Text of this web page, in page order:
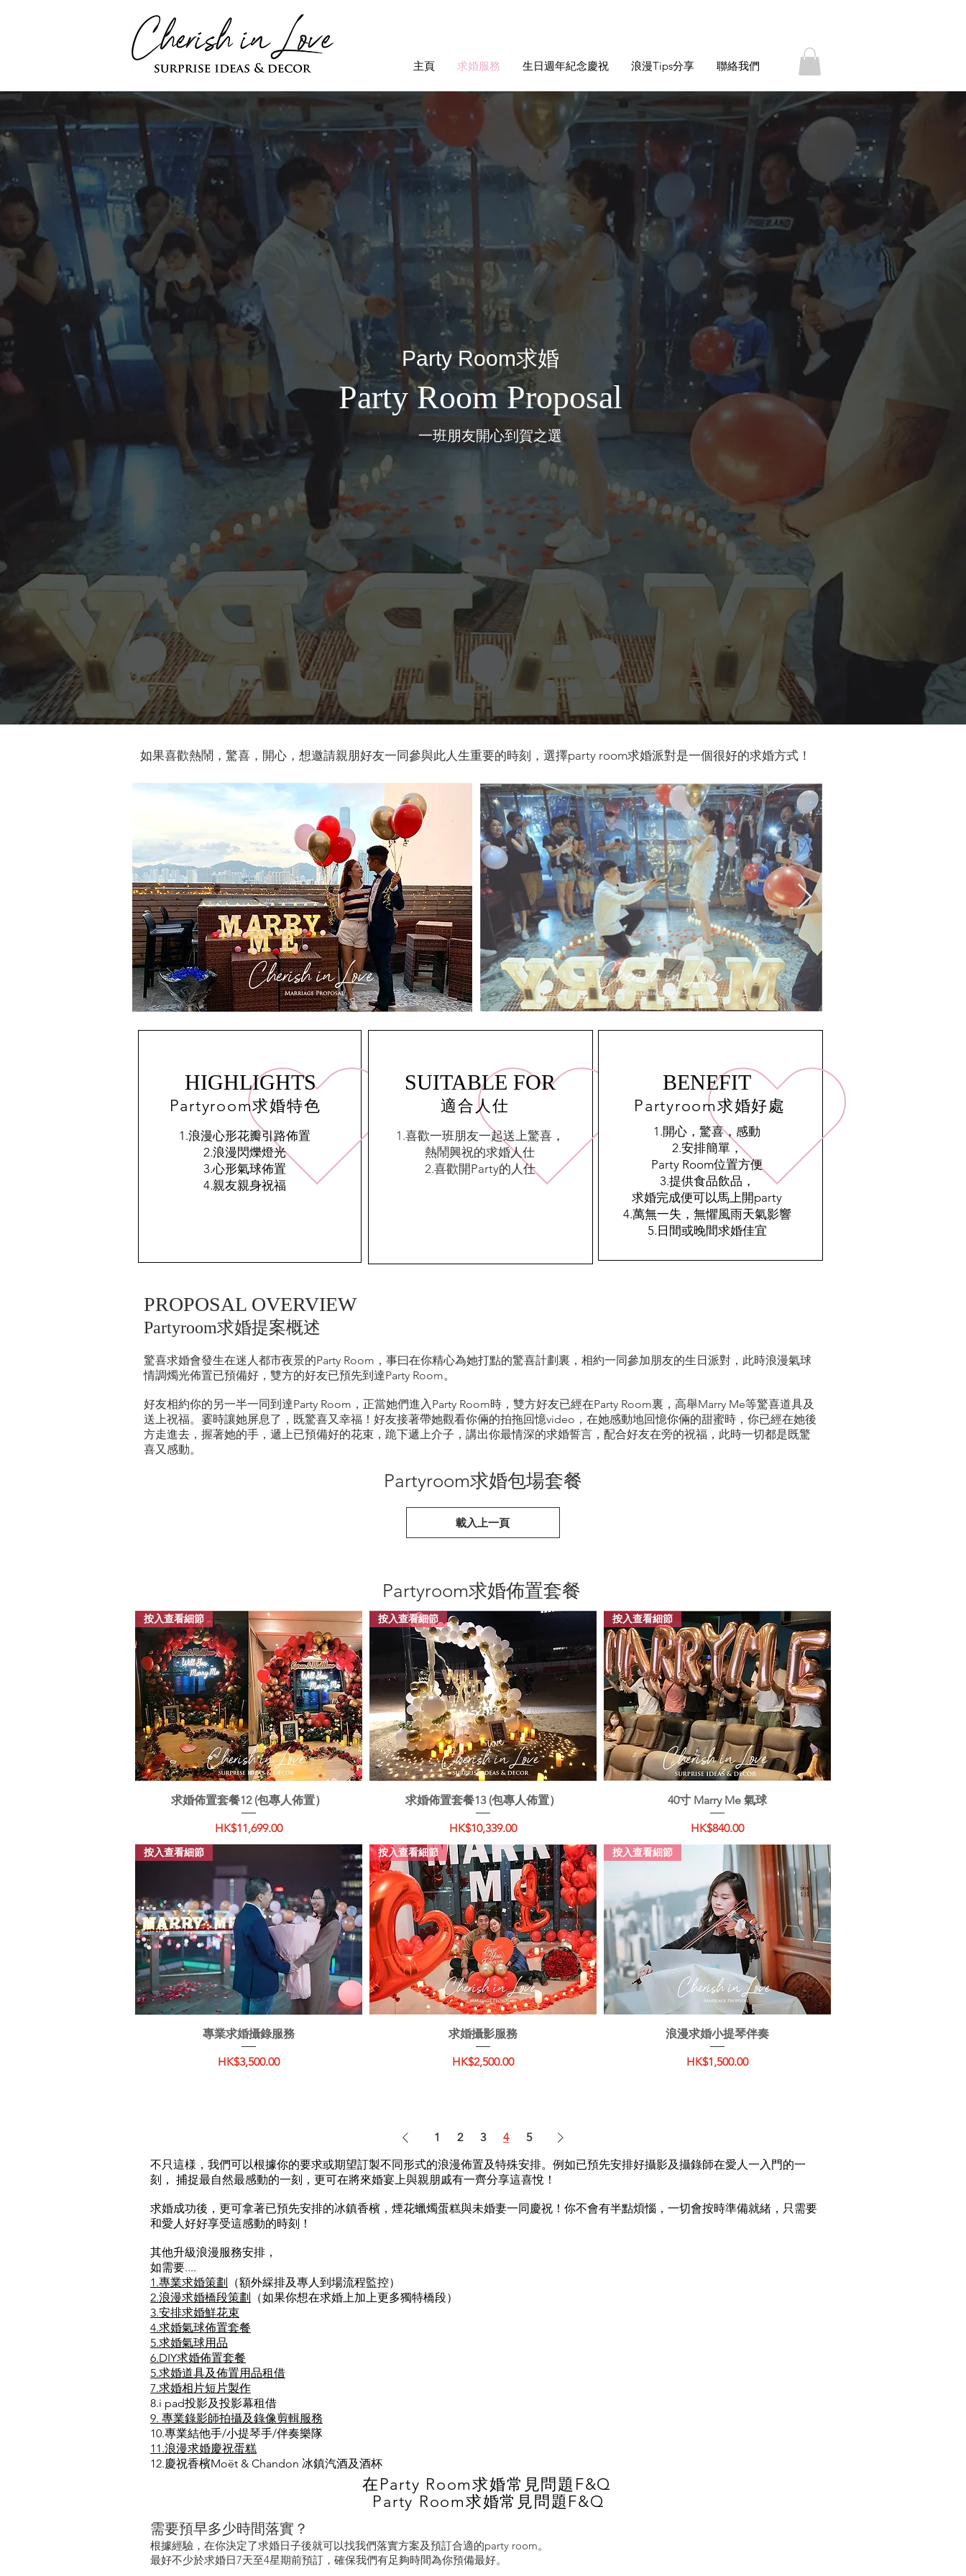
主頁 求婚服務 生日週年紀念慶祝 浪漫Tips分享 聯絡我們
Party Room求婚
Party Room Proposal
一班朋友開心到賀之選
如果喜歡熱鬧，驚喜，開心，想邀請親朋好友一同參與此人生重要的時刻，選擇party room求婚派對是一個很好的求婚方式！
HIGHLIGHTS
Partyroom求婚特色
1.浪漫心形花瓣引路佈置
2.浪漫閃爍燈光
3.心形氣球佈置
​4.親友親身祝福
SUITABLE FOR
​適合人仕
1.喜歡一班朋友一起送上驚喜，
熱鬧興祝的求婚人仕
2.喜歡開Party的人仕
BENEFIT
Partyroom求婚好處
1.開心，驚喜，感動
2.安排簡單，
Party Room位置方便
3.提供食品飲品，
求婚完成便可以馬上開party
4.萬無一失，無懼風雨天氣影響
5.日間或晚間求婚佳宜
PROPOSAL OVERVIEW
Partyroom求婚提案概述
驚喜求婚會發生在迷人都市夜景的Party Room，事曰在你精心為她打點的驚喜計劃裏，相約一同參加朋友的生日派對，此時浪漫氣球
情調燭光佈置已預備好，雙方的好友已預先到達Party Room。
好友相約你的另一半一同到達Party Room，正當她們進入Party Room時，雙方好友已經在Party Room裏，高舉Marry Me等驚喜道具及
送上祝福。霎時讓她屏息了，既驚喜又幸福！好友接著帶她觀看你倆的拍拖回憶video，在她感動地回憶你倆的甜蜜時，你已經在她後
方走進去，握著她的手，遞上已預備好的花束，跪下遞上介子，講出你最情深的求婚誓言，配合好友在旁的祝福，此時一切都是既驚
喜又感動。
Partyroom求婚包場套餐
載入上一頁
Partyroom求婚佈置套餐
快速瀏覽
按入查看細節
求婚佈置套餐12 (包專人佈置）
價格
HK$11,699.00
快速瀏覽
按入查看細節
求婚佈置套餐13 (包專人佈置）
價格
HK$10,339.00
快速瀏覽
按入查看細節
40寸 Marry Me 氣球
價格
HK$840.00
快速瀏覽
按入查看細節
專業求婚攝錄服務
價格
HK$3,500.00
快速瀏覽
按入查看細節
求婚攝影服務
價格
HK$2,500.00
快速瀏覽
按入查看細節
浪漫求婚小提琴伴奏
價格
HK$1,500.00
1 2 3 4
5
不只這様，我們可以根據你的要求或期望訂製不同形式的浪漫佈置及特殊安排。例如已預先安排好攝影及攝錄師在愛人一入門的一
刻， 捕捉最自然最感動的一刻，更可在將來婚宴上與親朋戚有一齊分享這喜悅！
求婚成功後，更可拿著已預先安排的冰鎮香檳，煙花蠟燭蛋糕與未婚妻一同慶祝！你不會有半點煩惱，一切會按時準備就緒，只需要
和愛人好好享受這感動的時刻！
其他升級浪漫服務安排，
如需要....
1.專業求婚策劃 （額外綵排及專人到場流程監控）
2.浪漫求婚橋段策劃 （如果你想在求婚上加上更多獨特橋段）
3.安排求婚鮮花束
4.求婚氣球佈置套餐
5.求婚氣球用品
6.DIY求婚佈置套餐
5.求婚道具及佈置用品租借
7.求婚相片短片製作
8.i pad投影及投影幕租借
9. 專業錄影師拍攝及錄像剪輯服務
10.專業結他手/小提琴手/伴奏樂隊
11.浪漫求婚慶祝蛋糕
12.慶祝香檳Moët & Chandon 冰鎮汽酒及酒杯
Party Room求婚常見問題F&Q
需要預早多少時間落實？
根據經驗，在你決定了求婚日子後就可以找我們落實方案及預訂合適的party room。
最好不少於求婚日7天至4星期前預訂，確保我們有足夠時間為你預備最好。
在Party Room求婚常見問題F&Q